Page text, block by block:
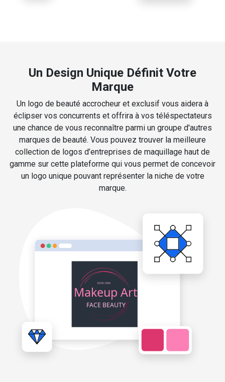
Un Design Unique Définit Votre
Marque
Un logo de beauté accrocheur et exclusif vous aidera à
éclipser vos concurrents et offrira à vos téléspectateurs
une chance de vous reconnaître parmi un groupe d'autres
marques de beauté. Vous pouvez trouver la meilleure
collection de logos d’entreprises de maquillage haut de
gamme sur cette plateforme qui vous permet de concevoir
un logo unique pouvant représenter la niche de votre
marque.